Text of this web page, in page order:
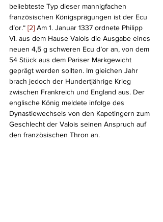
beliebteste Typ dieser mannigfachen
französischen Königsprägungen ist der Ecu
d’or.“ [2] Am 1. Januar 1337 ordnete Philipp
VI. aus dem Hause Valois die Ausgabe eines
neuen 4,5 g schweren Ecu d’or an, von dem
54 Stück aus dem Pariser Markgewicht
geprägt werden sollten. Im gleichen Jahr
brach jedoch der Hundertjährige Krieg
zwischen Frankreich und England aus. Der
englische König meldete infolge des
Dynastiewechsels von den Kapetingern zum
Geschlecht der Valois seinen Anspruch auf
den französischen Thron an.